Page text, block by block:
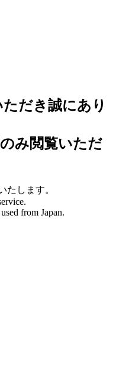
だき誠にあり
み閲覧いただ
たします。
from Japan.